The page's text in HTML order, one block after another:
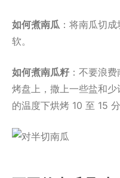
如何煮南瓜 ：将南瓜切
软。
如何煮南瓜籽 ：不要浪
烤盘上，撒上一些盐和少
的温度下烘烤 10 至 15